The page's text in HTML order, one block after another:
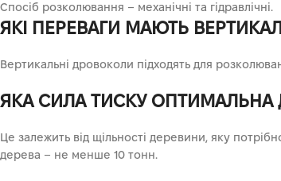
Спосіб розколювання – механічні та гідравлічні.
ЯКІ ПЕРЕВАГИ МАЮТЬ
Вертикальні дровоколи підходять для
ЯКА СИЛА ТИСКУ ОПТИМАЛЬНА
Це залежить від щільності деревини, яку
дерева – не менше 10 тонн.